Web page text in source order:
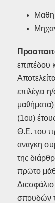
επιπέδου
επιλέγει
(1ου)
Θ.Ε. του
ανάγκη
της
πρώτο
σπουδών